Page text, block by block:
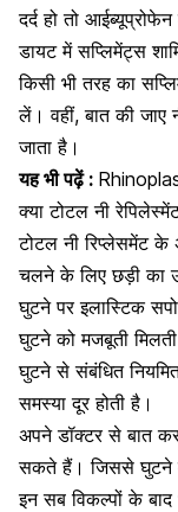
दर्द हो तो
डायट मेंसप्लिमेंट्स
किसी भी तरह का
लें। वहीं, बात की जाए
जाता है।
यह भी पढ़ें :
क्या टोटल नी
टोटलनी रिप्लेसमेंट के
चलने के लिए छड़ी का
घुटने पर इलास्टिक
घुटने को मजबूती
घुटने से संबंधित
समस्या दूर होती है।
अपने डॉक्टर से बात
सकते हैं। जिससे घुटने
इन सब विकल्पों के